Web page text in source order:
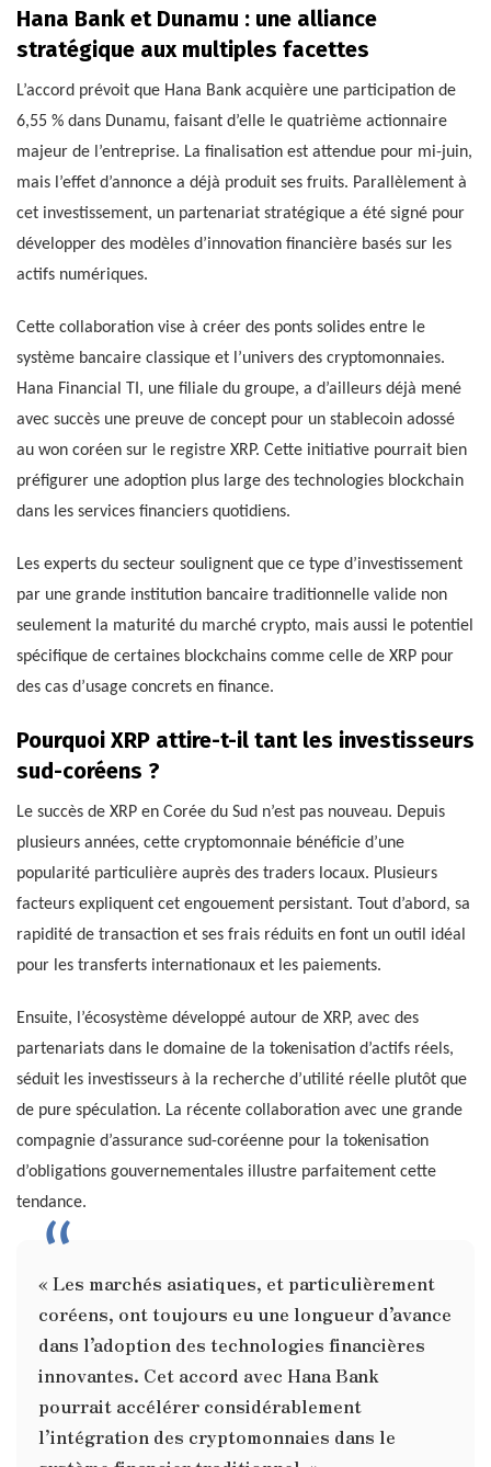
Hana Bank et Dunamu : une alliance
stratégique aux multiples facettes
L’accord prévoit que Hana Bank acquière une participation de
6,55 % dans Dunamu, faisant d’elle le quatrième actionnaire
majeur de l’entreprise. La finalisation est attendue pour mi-juin,
mais l’effet d’annonce a déjà produit ses fruits. Parallèlement à
cet investissement, un partenariat stratégique a été signé pour
développer des modèles d’innovation financière basés sur les
actifs numériques.
Cette collaboration vise à créer des ponts solides entre le
système bancaire classique et l’univers des cryptomonnaies.
Hana Financial TI, une filiale du groupe, a d’ailleurs déjà mené
avec succès une preuve de concept pour un stablecoin adossé
au won coréen sur le registre XRP. Cette initiative pourrait bien
préfigurer une adoption plus large des technologies blockchain
dans les services financiers quotidiens.
Les experts du secteur soulignent que ce type d’investissement
par une grande institution bancaire traditionnelle valide non
seulement la maturité du marché crypto, mais aussi le potentiel
spécifique de certaines blockchains comme celle de XRP pour
des cas d’usage concrets en finance.
Pourquoi XRP attire-t-il tant les investisseurs
sud-coréens ?
Le succès de XRP en Corée du Sud n’est pas nouveau. Depuis
plusieurs années, cette cryptomonnaie bénéficie d’une
popularité particulière auprès des traders locaux. Plusieurs
facteurs expliquent cet engouement persistant. Tout d’abord, sa
rapidité de transaction et ses frais réduits en font un outil idéal
pour les transferts internationaux et les paiements.
Ensuite, l’écosystème développé autour de XRP, avec des
partenariats dans le domaine de la tokenisation d’actifs réels,
séduit les investisseurs à la recherche d’utilité réelle plutôt que
de pure spéculation. La récente collaboration avec une grande
compagnie d’assurance sud-coréenne pour la tokenisation
d’obligations gouvernementales illustre parfaitement cette
tendance.
« Les marchés asiatiques, et particulièrement
coréens, ont toujours eu une longueur d’avance
dans l’adoption des technologies financières
innovantes. Cet accord avec Hana Bank
pourrait accélérer considérablement
l’intégration des cryptomonnaies dans le